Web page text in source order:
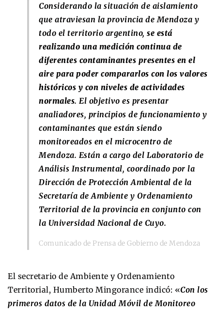
Considerando la situación de aislamiento
que atraviesan la provincia de Mendoza y
todo el territorio argentino, se está
realizando una medición continua de
diferentes contaminantes presentes en el
aire para poder compararlos con los valores
históricos y con niveles de actividades
normales. El objetivo es presentar
analiadores, principios de funcionamiento y
contaminantes que están siendo
monitoreados en el microcentro de
Mendoza. Están a cargo del Laboratorio de
Análisis Instrumental, coordinado por la
Dirección de Protección Ambiental de la
Secretaría de Ambiente y Ordenamiento
Territorial de la provincia en conjunto con
la Universidad Nacional de Cuyo.
Comunicado de Prensa de Gobierno de Mendoza
El secretario de Ambiente y Ordenamiento
Territorial, Humberto Mingorance indicó: «Con los
primeros datos de la Unidad Móvil de Monitoreo